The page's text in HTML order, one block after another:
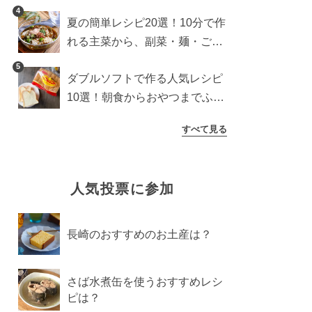
4
夏の簡単レシピ20選！10分で作
れる主菜から、副菜・麺・ごは
5
ダブルソフトで作る人気レシピ
10選！朝食からおやつまでふん
すべて見る
人気投票に参加
長崎のおすすめのお土産は？
さば水煮缶を使うおすすめレシ
ピは？